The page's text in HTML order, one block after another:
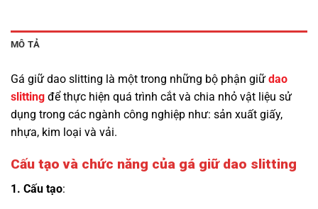
MÔ TẢ
Gá giữ dao slitting là một trong những bộ phận giữ dao
slitting để thực hiện quá trình cắt và chia nhỏ vật liệu sử
dụng trong các ngành công nghiệp như: sản xuất giấy,
nhựa, kim loại và vải.
Cấu tạo và chức năng của gá giữ dao slitting
1. Cấu tạo: